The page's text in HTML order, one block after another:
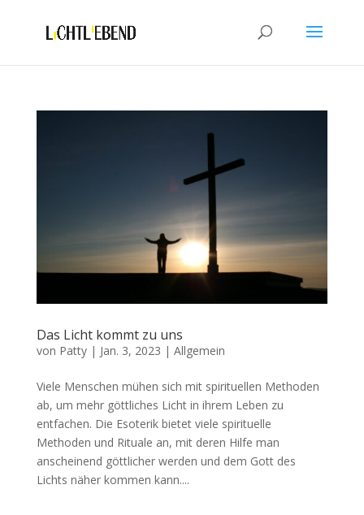
Das Licht kommt zu uns
von Patty| Jan. 3, 2023 | Allgemein
Viele Menschen mühen sich mit spirituellen Methoden
ab, um mehr göttliches Licht in ihrem Leben zu
entfachen. Die Esoterik bietet viele spirituelle
Methoden und Rituale an, mit deren Hilfe man
anscheinend göttlicher werden und dem Gott des
Lichts näher kommen kann....